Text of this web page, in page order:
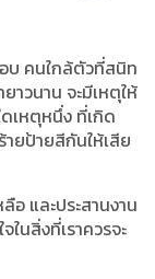
อบ คนใกล้ตัวที่สนิท
วนาน จะมีเหตุให้
เหตุหนึ่ง ที่เกิด
ยป้ายสีกันให้เสีย
อ และประสานงาน
นสิ่งที่เราควรจะ